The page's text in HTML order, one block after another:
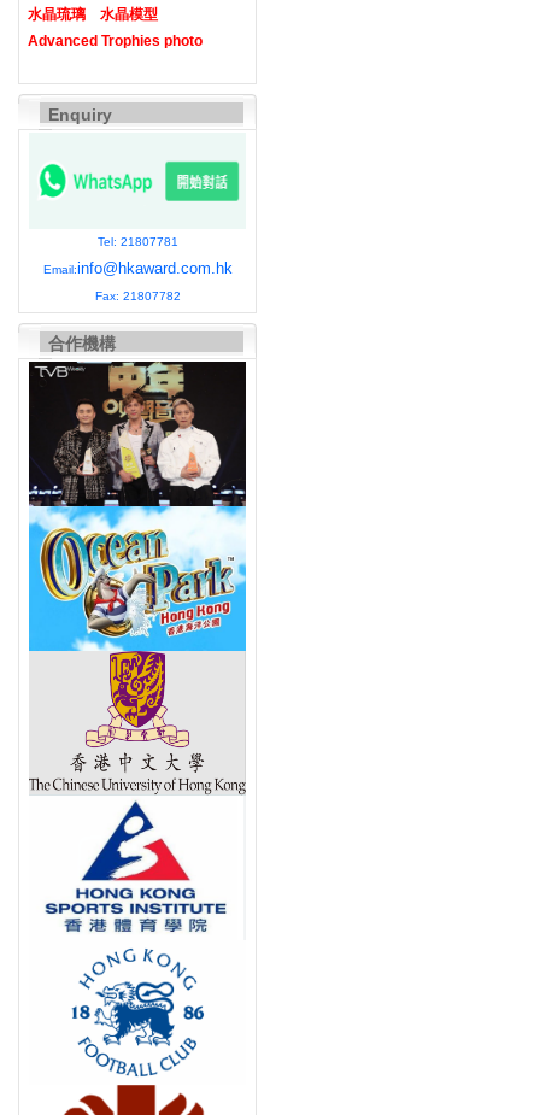
水晶琉璃
水晶模型
Advanced Trophies photo
Enquiry
Tel: 21807781
Email:info@hkaward.com.hk
Fax: 21807782
合作機構